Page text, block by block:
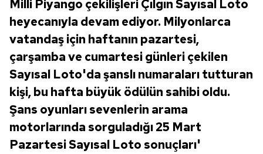
Milli Piyango çekilişleri Çılgın Sayısal Loto
heyecanıyla devam ediyor. Milyonlarca
vatandaş için haftanın pazartesi,
çarşamba ve cumartesi günleri çekilen
Sayısal Loto'da şanslı numaraları tutturan
kişi, bu hafta büyük ödülün sahibi oldu.
Şans oyunları sevenlerin arama
motorlarında sorguladığı 25 Mart
Pazartesi Sayısal Loto sonuçları'